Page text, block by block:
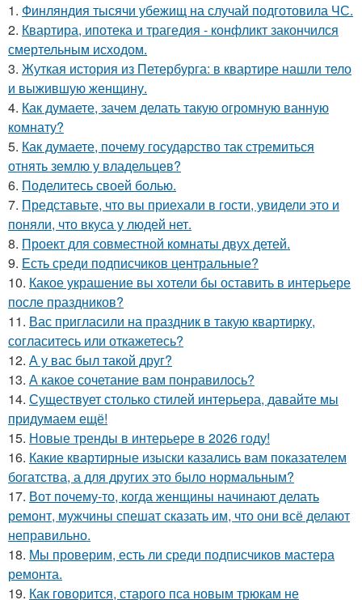
1. Финляндия тысячи убежищ на случай подготовила ЧС.
2. Квартира, ипотека и трагедия - конфликт закончился
смертельным исходом.
3. Жуткая история из Петербурга: в квартире нашли тело
и выжившую женщину.
4. Как думаете, зачем делать такую огромную ванную
комнату?
5. Как думаете, почему государство так стремиться
отнять землю у владельцев?
6. Поделитесь своей болью.
7. Представьте, что вы приехали в гости, увидели это и
поняли, что вкуса у людей нет.
8. Проект для совместной комнаты двух детей.
9. Есть среди подписчиков центральные?
10. Какое украшение вы хотели бы оставить в интерьере
после праздников?
11. Вас пригласили на праздник в такую квартирку,
согласитесь или откажетесь?
12. А у вас был такой друг?
13. А какое сочетание вам понравилось?
14. Существует столько стилей интерьера, давайте мы
придумаем ещё!
15. Новые тренды в интерьере в 2026 году!
16. Какие квартирные изыски казались вам показателем
богатства, а для других это было нормальным?
17. Вот почему-то, когда женщины начинают делать
ремонт, мужчины спешат сказать им, что они всё делают
неправильно.
18. Мы проверим, есть ли среди подписчиков мастера
ремонта.
19. Как говорится, старого пса новым трюкам не